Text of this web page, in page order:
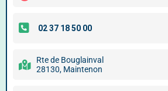
Rte de Bouglainval
28130, Maintenon